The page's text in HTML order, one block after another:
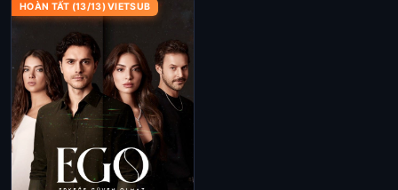
HOÀN TẤT (13/13) VIETSUB